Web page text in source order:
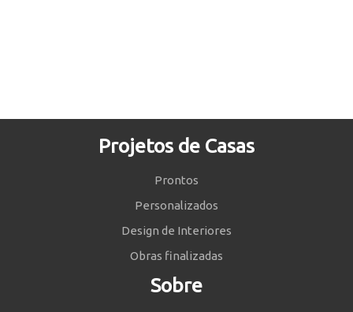
Projetos de Casas
Prontos
Personalizados
Design de Interiores
Obras finalizadas
Sobre